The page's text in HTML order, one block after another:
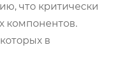
что критически
компонентов.
в